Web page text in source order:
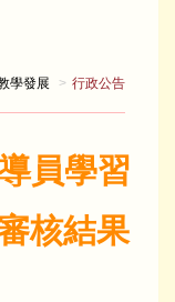
學發展 行政公告
員學習
核結果